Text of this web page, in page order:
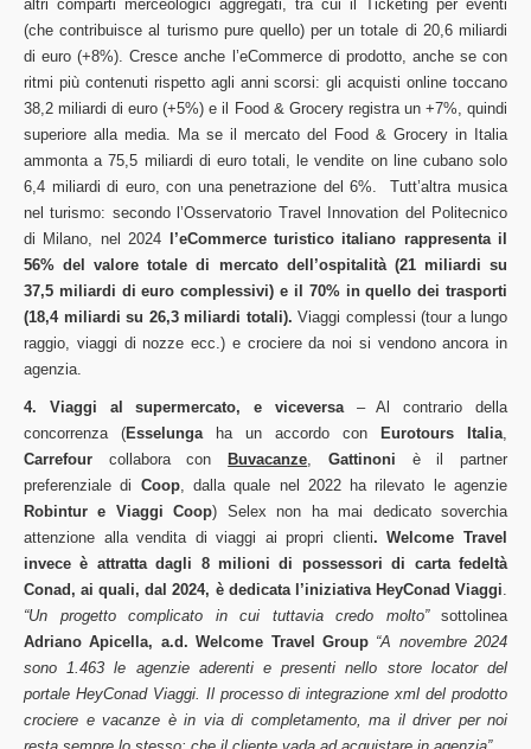
altri comparti merceologici aggregati, tra cui il Ticketing per eventi
(che contribuisce al turismo pure quello) per un totale di 20,6 miliardi
di euro (+8%). Cresce anche l’eCommerce di prodotto, anche se con
ritmi più contenuti rispetto agli anni scorsi: gli acquisti online toccano
38,2 miliardi di euro (+5%) e il Food & Grocery registra un +7%, quindi
superiore alla media. Ma se il mercato del Food & Grocery in Italia
ammonta a 75,5 miliardi di euro totali, le vendite on line cubano solo
6,4 miliardi di euro, con una penetrazione del 6%. Tutt’altra musica
nel turismo: secondo l’Osservatorio Travel Innovation del Politecnico
di Milano, nel 2024
l’eCommerce turistico italiano rappresenta il
56% del valore totale di mercato dell’ospitalità (21 miliardi su
37,5 miliardi di euro complessivi) e il 70% in quello dei trasporti
(18,4 miliardi su 26,3 miliardi totali). Viaggi complessi (tour a lungo
raggio, viaggi di nozze ecc.) e crociere da noi si vendono ancora in
agenzia.
4. Viaggi al supermercato, e viceversa– Al contrario della
concorrenza (Esselungaha un accordo con Eurotours Italia,
Carrefour collabora con Buvacanze, Gattinoni è il partner
preferenziale di Coop, dalla quale nel 2022 ha rilevato le agenzie
Robintur e Viaggi Coop) Selex non ha mai dedicato soverchia
attenzione alla vendita di viaggi ai propri clienti. Welcome Travel
invece è attratta dagli 8 milioni di possessori di carta fedeltà
Conad, ai quali, dal 2024, è dedicata l’iniziativa HeyConad Viaggi.
“Un progetto complicato in cui tuttavia credo molto”sottolinea
Adriano Apicella, a.d. Welcome Travel Group “A novembre 2024
sono 1.463 le agenzie aderenti e presenti nello store locator del
portale HeyConad Viaggi. Il processo di integrazione xml del prodotto
crociere e vacanze è in via di completamento, ma il driver per noi